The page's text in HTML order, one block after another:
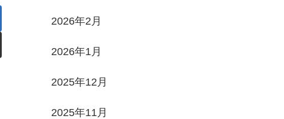
2026年2月
2026年1月
2025年12月
2025年11月